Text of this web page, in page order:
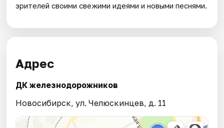
зрителей своими свежими идеями и новыми песнями.
Адрес
ДК железнодорожников
Новосибирск, ул. Челюскинцев, д. 11